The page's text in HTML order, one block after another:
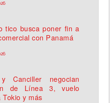
tico busca poner fin a
con Panamá
Canciller negocian
de Línea 3, vuelo
Tokio y más